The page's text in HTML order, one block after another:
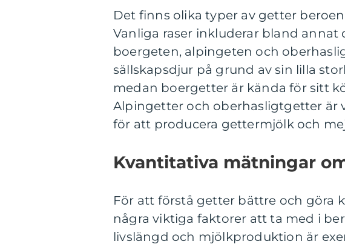
Det finns olika typer av getter
Vanliga raser inkluderar bland
boergeten, alpingeten och
sällskapsdjur på grund av sin lilla
medan boergetter är kända för sitt
Alpingetter och oberhasligtgetter är
för att producera gettermjölk och
Kvantitativa mätningar
För att förstå getter bättre och göra
några viktiga faktorer att ta med i
livslängd och mjölkproduktion är